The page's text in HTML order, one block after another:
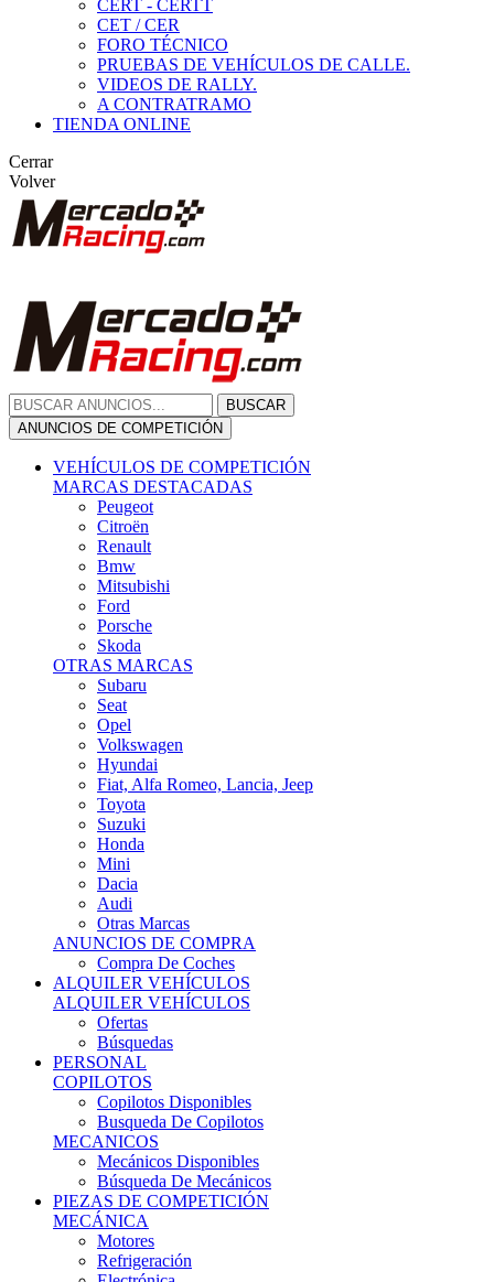
CERT - CERTT
CET / CER
FORO TÉCNICO
PRUEBAS DE VEHÍCULOS DE CALLE.
VIDEOS DE RALLY.
A CONTRATRAMO
TIENDA ONLINE
Cerrar
Volver
BUSCAR
ANUNCIOS DE COMPETICIÓN
VEHÍCULOS DE COMPETICIÓN
MARCAS DESTACADAS
Peugeot
Citroën
Renault
Bmw
Mitsubishi
Ford
Porsche
Skoda
OTRAS MARCAS
Subaru
Seat
Opel
Volkswagen
Hyundai
Fiat, Alfa Romeo, Lancia, Jeep
Toyota
Suzuki
Honda
Mini
Dacia
Audi
Otras Marcas
ANUNCIOS DE COMPRA
Compra De Coches
ALQUILER VEHÍCULOS
ALQUILER VEHÍCULOS
Ofertas
Búsquedas
PERSONAL
COPILOTOS
Copilotos Disponibles
Busqueda De Copilotos
MECANICOS
Mecánicos Disponibles
Búsqueda De Mecánicos
PIEZAS DE COMPETICIÓN
MECÁNICA
Motores
Refrigeración
Electrónica
Cajas De Cambio